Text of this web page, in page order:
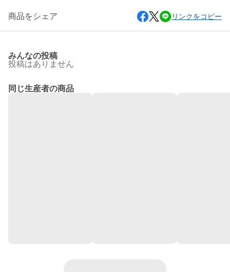
商品をシェア リンクをコピー
みんなの投稿
投稿はありません
同じ生産者の商品